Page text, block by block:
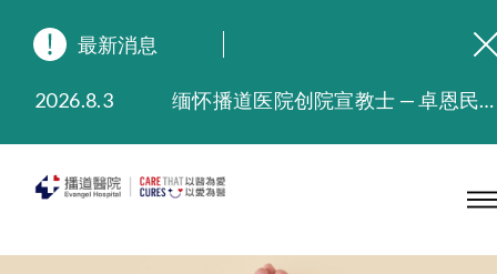
最新消息
2026.8.3
缅怀播道医院创院宣教士 — 卓恩民医生香港追思会
2025.9.23
本院在暴雨或台风警告信号 (包括黑色暴雨及8号或以上热带气旋警告信号) 下，仍会维持有限度服务。如有查询，可致电2711 5222。
2025.7.21
播道医院手机App已推出查阅病歷记录及求诊资料功能，请即下载